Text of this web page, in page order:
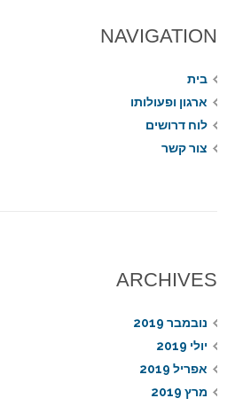
NAVIGATION
בית
ארגון ופעולותו
לוח דרושים
צור קשר
ARCHIVES
נובמבר 2019
יולי 2019
אפריל 2019
מרץ 2019